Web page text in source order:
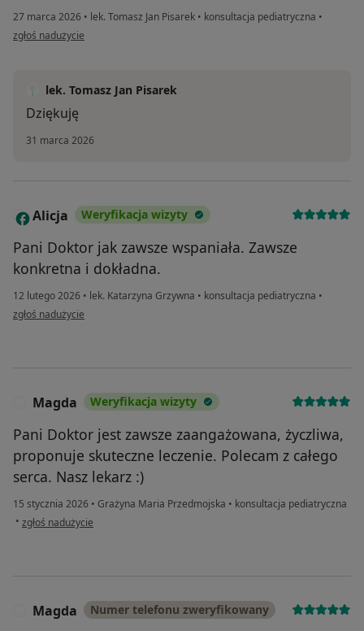
27 marca 2026 • lek. Tomasz Jan Pisarek • konsultacja pediatryczna •
w opinii użytkownika Bonia
zgłoś nadużycie
lek. Tomasz Jan Pisarek
Dziękuję
31 marca 2026
A Alicja Weryfikacja wizyty
Pani Doktor jak zawsze wspaniała. Zawsze
konkretna i dokładna.
12 lutego 2026 • lek. Katarzyna Grzywna • konsultacja pediatryczna •
w opinii użytkownika Alicja
zgłoś nadużycie
Magda Weryfikacja wizyty
Pani Doktor jest zawsze zaangażowana, życzliwa,
proponuje skuteczne leczenie. Polecam z całego
serca. Nasz lekarz :)
15 stycznia 2026 • Grażyna Maria Przedmojska • konsultacja pediatryczna
• w opinii użytkownika Magda
zgłoś nadużycie
Magda Numer telefonu zweryfikowany